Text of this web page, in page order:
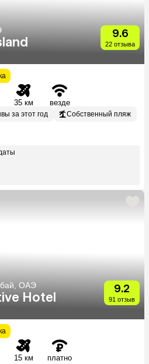
9.6
22 отзыва
35 км везде
за этот год Собственный пляж
ОАЭ
Hotel
9.2
91 отзыв
15 км платно